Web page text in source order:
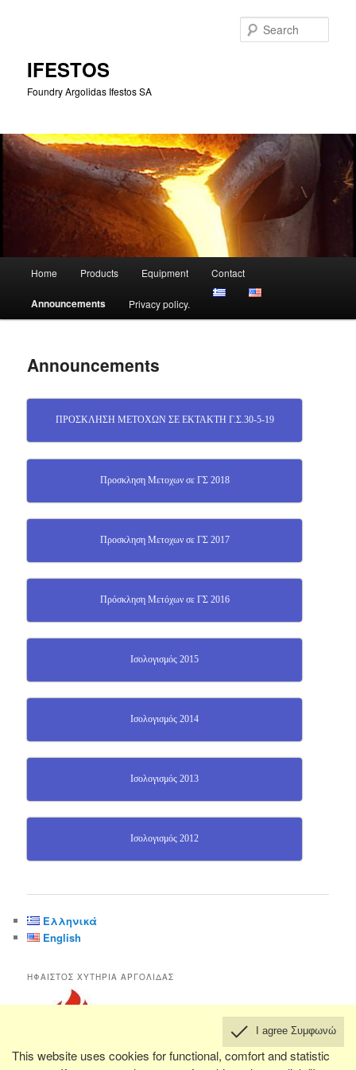
IFESTOS
Foundry Argolidas Ifestos SA
Home Products Equipment Contact
Announcements Privacy policy.
Announcements
ΠΡΟΣΚΛΗΣΗ ΜΕΤΟΧΩΝ ΣΕ EKTAKTH Γ.Σ.30-5-19
Προσκληση Μετοχων σε ΓΣ 2018
Προσκληση Mετοχων σε ΓΣ 2017
Πρόσκληση Μετόχων σε ΓΣ 2016
Ισολογισμός 2015
Ισολογισμός 2014
Ισολογισμός 2013
Ισολογισμός 2012
Ελληνικά
English
ΗΦΑΙΣΤΟΣ ΧΥΤΗΡΙΑ ΑΡΓΟΛΙΔΑΣ
I agree Συμφωνώ
This website uses cookies for functional, comfort and statistic